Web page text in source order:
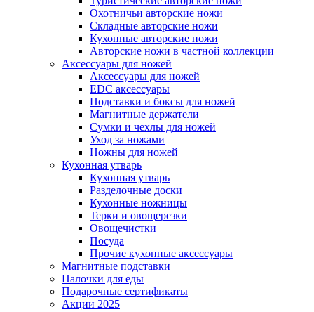
Охотничьи авторские ножи
Складные авторские ножи
Кухонные авторские ножи
Авторские ножи в частной коллекции
Аксессуары для ножей
Аксессуары для ножей
EDC аксессуары
Подставки и боксы для ножей
Магнитные держатели
Сумки и чехлы для ножей
Уход за ножами
Ножны для ножей
Кухонная утварь
Кухонная утварь
Разделочные доски
Кухонные ножницы
Терки и овощерезки
Овощечистки
Посуда
Прочие кухонные аксессуары
Магнитные подставки
Палочки для еды
Подарочные сертификаты
Акции 2025